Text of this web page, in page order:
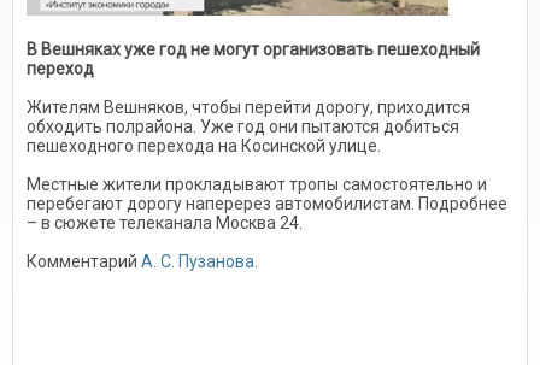
В Вешняках уже год не могут организовать пешеходный
переход
Жителям Вешняков, чтобы перейти дорогу, приходится
обходить полрайона. Уже год они пытаются добиться
пешеходного перехода на Косинской улице.
Местные жители прокладывают тропы самостоятельно и
перебегают дорогу наперерез автомобилистам. Подробнее
– в сюжете телеканала Москва 24.
Комментарий А. С. Пузанова